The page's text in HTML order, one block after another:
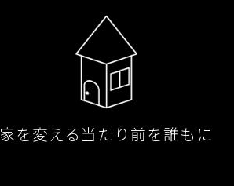
家を変える当たり前を誰もに